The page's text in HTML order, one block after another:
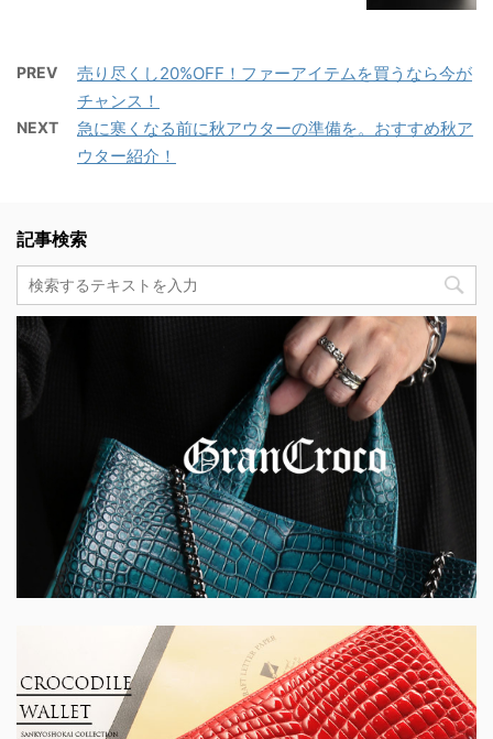
PREV
売り尽くし20%OFF！ファーアイテムを買うなら今が
チャンス！
NEXT
急に寒くなる前に秋アウターの準備を。おすすめ秋ア
ウター紹介！
記事検索